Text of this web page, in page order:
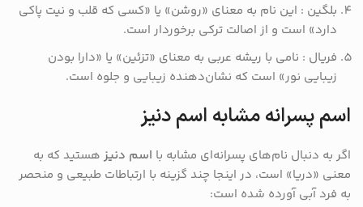
بلگین : این نام به معنای «روشن» یا «کسی که قلب و نیت پاکی
دارد» است و از اصالت ترکی برخوردار است.
فریال : نامی با ریشه عربی به معنای «تزئین» یا «دارا بودن
زیبایی نور» است که نشان‌دهنده زیبایی و جلوه است.
اسم پسرانه مشابه اسم دنیز
اگر به دنبال نام‌های پسرانه‌ای مشابه با اسم دنیز هستید که به
معنی «دریا» است، در اینجا چند گزینه با ارتباطات طبیعی و منحصر
به فرد آبی آورده شده است: